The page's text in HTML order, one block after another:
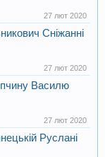
27 лют 2020
Сніжанні
27 лют 2020
Василю
27 лют 2020
Руслані